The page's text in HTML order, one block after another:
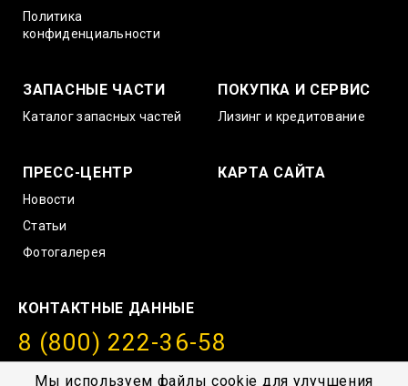
Мы используем файлы cookie для улучшения
Политика
конфиденциальности
ЗАПАСНЫЕ ЧАСТИ
Каталог запасных частей
ПОКУПКА И СЕРВИС
Лизинг и кредитование
ПРЕСС-ЦЕНТР
Новости
Статьи
Фотогалерея
КАРТА САЙТА
КОНТАКТНЫЕ ДАННЫЕ
8 (800) 222-36-58
info@amurstroy.su